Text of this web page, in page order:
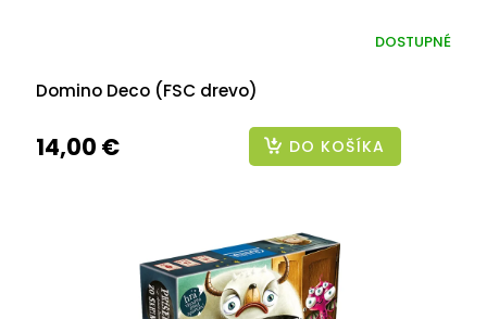
Domino Deco (FSC drevo)
DOSTUPNÉ
14,00 € DO KOŠÍKA